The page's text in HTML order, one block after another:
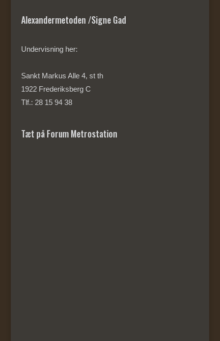
Alexandermetoden /Signe Gad
Undervisning her:
Sankt Markus Alle 4, st th
1922 Frederiksberg C
Tlf.: 28 15 94 38
Tæt på Forum Metrostation